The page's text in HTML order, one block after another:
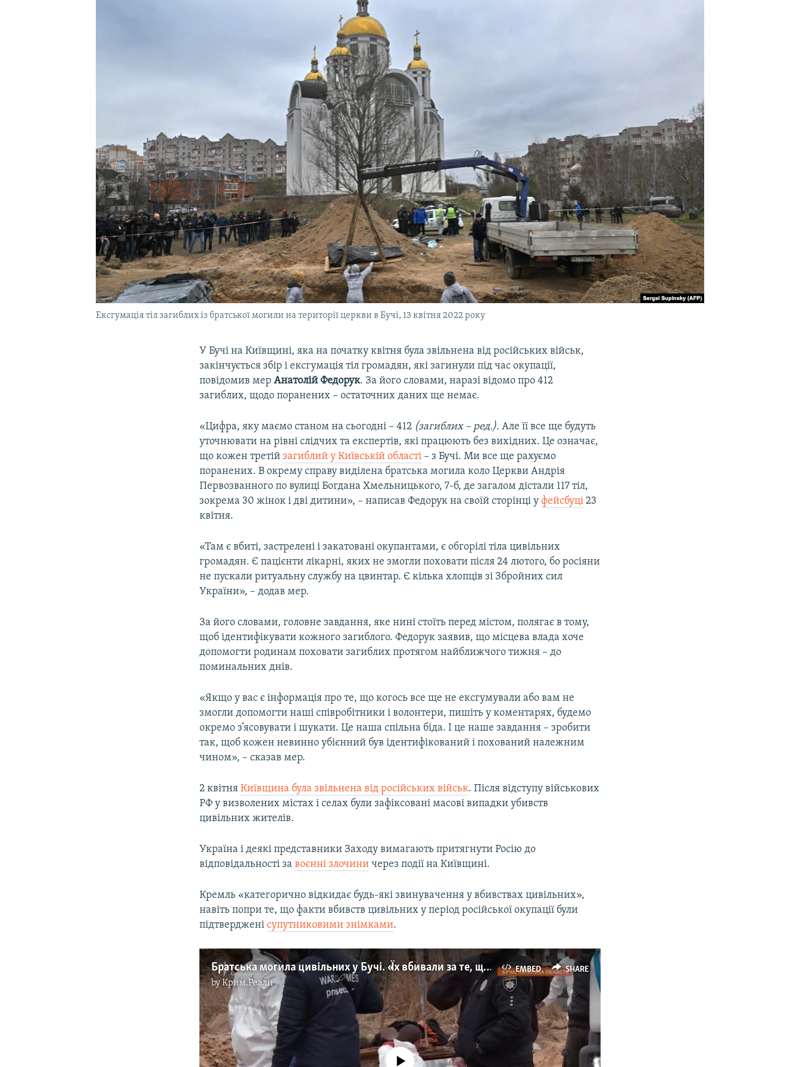
Ексгумація тіл загиблих із братської могили на території церкви в Бучі, 13 квітня 2022 року
У Бучі на Київщині, яка на початку квітня була звільнена від російських військ,
закінчується збір і ексгумація тіл громадян, які загинули під час окупації,
повідомив мерАнатолій Федорук. За його словами, наразі відомо про 412
загиблих, щодо поранених – остаточних даних ще немає.
«Цифра, яку маємо станом на сьогодні – 412 (загиблих – ред.). Але її все ще будуть
уточнювати на рівні слідчих та експертів, які працюють без вихідних. Це означає,
що кожен третійзагиблий у Київській області – з Бучі. Ми все ще рахуємо
поранених. В окрему справу виділена братська могила коло Церкви Андрія
Первозванного по вулиці Богдана Хмельницького, 7-б, де загалом дістали 117 тіл,
зокрема 30 жінок і дві дитини», – написав Федорук на своїй сторінці уфейсбуці 23
квітня.
«Там є вбиті, застрелені і закатовані окупантами, є обгорілі тіла цивільних
громадян. Є пацієнти лікарні, яких не змогли поховати після 24 лютого, бо росіяни
не пускали ритуальну службу на цвинтар. Є кілька хлопців зі Збройних сил
України», – додав мер.
За його словами, головне завдання, яке нині стоїть перед містом, полягає в тому,
щоб ідентифікувати кожного загиблого. Федорук заявив, що місцева влада хоче
допомогти родинам поховати загиблих протягом найближчого тижня – до
поминальних днів.
«Якщо у вас є інформація про те, що когось все ще не ексгумували або вам не
змогли допомогти наші співробітники і волонтери, пишіть у коментарях, будемо
окремо з’ясовувати і шукати. Це наша спільна біда. І це наше завдання – зробити
так, щоб кожен невинно убієнний був ідентифікований і похований належним
чином», – сказав мер.
2 квітняКиївщина була звільнена від російських військ. Після відступу військових
РФ у визволених містах і селах були зафіксовані масові випадки убивств
цивільних жителів.
Україна і деякі представники Заходу вимагають притягнути Росію до
відповідальності завоєнні злочини через події на Київщині.
Кремль «категорично відкидає будь-які звинувачення у вбивствах цивільних»,
навіть попри те, що факти вбивств цивільних у період російської окупації були
підтвердженісупутниковими знімками.
EMBED SHARE
Братська могила цивільних у Бучі. «Їх вбивали за те, що вони були українцями» (відео)
byКрим.Реалії
No media source currently available